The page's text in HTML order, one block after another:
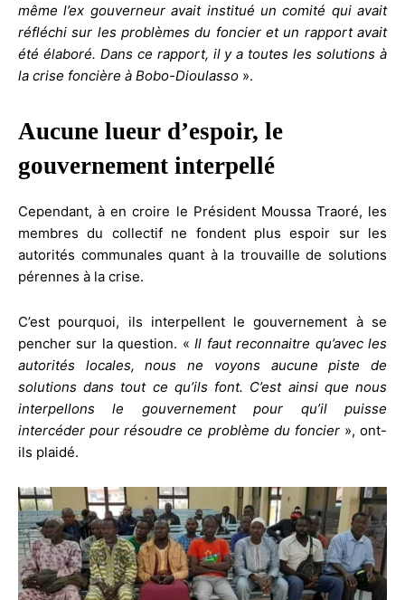
même l’ex gouverneur avait institué un comité qui avait
réfléchi sur les problèmes du foncier et un rapport avait
été élaboré. Dans ce rapport, il y a toutes les solutions à
la crise foncière à Bobo-Dioulasso ».
Aucune lueur d’espoir, le
gouvernement interpellé
Cependant, à en croire le Président Moussa Traoré, les
membres du collectif ne fondent plus espoir sur les
autorités communales quant à la trouvaille de solutions
pérennes à la crise.
C’est pourquoi, ils interpellent le gouvernement à se
pencher sur la question. «Il faut reconnaitre qu’avec les
autorités locales, nous ne voyons aucune piste de
solutions dans tout ce qu’ils font. C’est ainsi que nous
interpellons le gouvernement pour qu’il puisse
intercéder pour résoudre ce problème du foncier», ont-
ils plaidé.